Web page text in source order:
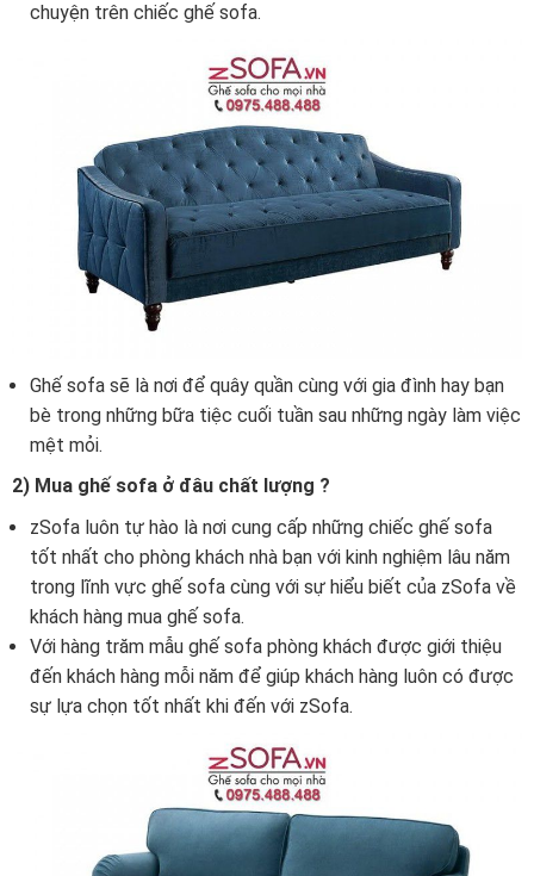
chuyện trên chiếc ghế sofa.
Ghế sofa sẽ là nơi để quây quần cùng với gia đình hay bạn
bè trong những bữa tiệc cuối tuần sau những ngày làm việc
mệt mỏi.
2) Mua ghế sofa ở đâu chất lượng ?
zSofa luôn tự hào là nơi cung cấp những chiếc ghế sofa
tốt nhất cho phòng khách nhà bạn với kinh nghiệm lâu năm
trong lĩnh vực ghế sofa cùng với sự hiểu biết của zSofa về
khách hàng mua ghế sofa.
Với hàng trăm mẫu ghế sofa phòng khách được giới thiệu
đến khách hàng mỗi năm để giúp khách hàng luôn có được
sự lựa chọn tốt nhất khi đến với zSofa.